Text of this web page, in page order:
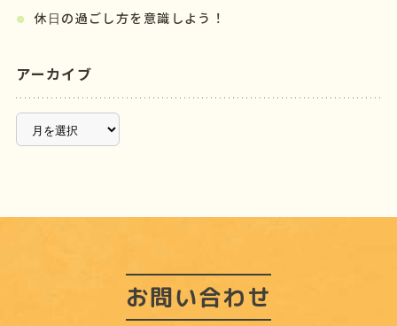
休日の過ごし方を意識しよう！
アーカイブ
ー
お問い合わせ